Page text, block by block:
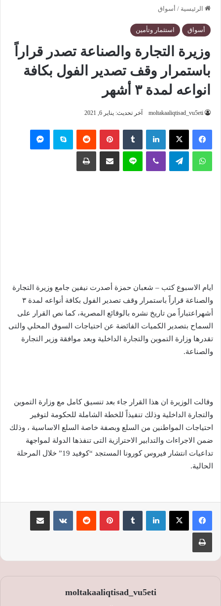
الرئيسية / أسواق
أسواق استثمار وتأمين
وزيرة التجارة والصناعة تصدر قراراً
باستمرار وقف تصدير الفول بكافة
انواعه لمدة ٣ أشهر
moltakaaliqtisad_vu5eti آخر تحديث: يناير 6, 2021
فيسبوك ‫X لينكدإن بينتيريست سكايب
واتساب تيلقرام لاين
ايام الاسبوع كتب – شعبان حمزة أصدرت نيفين جامع وزيرة التجارة
والصناعة قراراً باستمرار وقف تصدير الفول بكافة أنواعه لمدة ٣
أشهراعتباراً من تاريخ نشره بالوقائع المصرية، كما نص القرار على
السماح بتصدير الكميات الفائضة عن احتياجات السوق المحلي والتى
تقدرها وزارة التموين والتجارة الداخلية وبعد موافقة وزير التجارة
والصناعة.
وقالت الوزيرة ان هذا القرار جاء بعد تنسيق كامل مع وزارة التموين
والتجارة الداخلية وذلك تنفيذاً للخطة الشاملة للحكومة لتوفير
احتياجات المواطنين من السلع وبصفة خاصة السلع الاساسية ، وذلك
ضمن الاجراءات والتدابير الاحترازية التى تنفذها الدولة لمواجهة
تداعيات انتشار فيروس كورونا المستجد “كوفيد 19” خلال المرحلة
الحالية.
لينكدإن بينتيريست
moltakaaliqtisad_vu5eti